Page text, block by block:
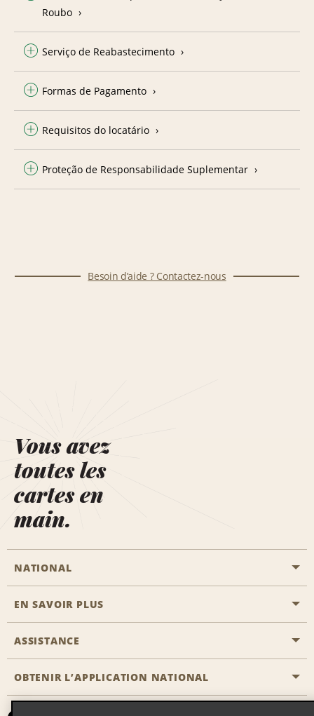
Roubo
Serviço de Reabastecimento
Formas de Pagamento
Requisitos do locatário
Proteção de Responsabilidade Suplementar
Besoin d’aide ? Contactez-nous
Vous avez
toutes les
cartes en
main.
NATIONAL
Passer une réservation
Solutions pour les professionnels
EN SAVOIR PLUS
Carrière
ASSISTANCE
Accessibilité
Nous contacter
OBTENIR L’APPLICATION NATIONAL